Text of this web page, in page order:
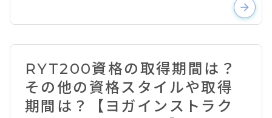
arrow_forward
RYT200資格の取得期間は？
その他の資格スタイルや取得
期間は？【ヨガインストラク